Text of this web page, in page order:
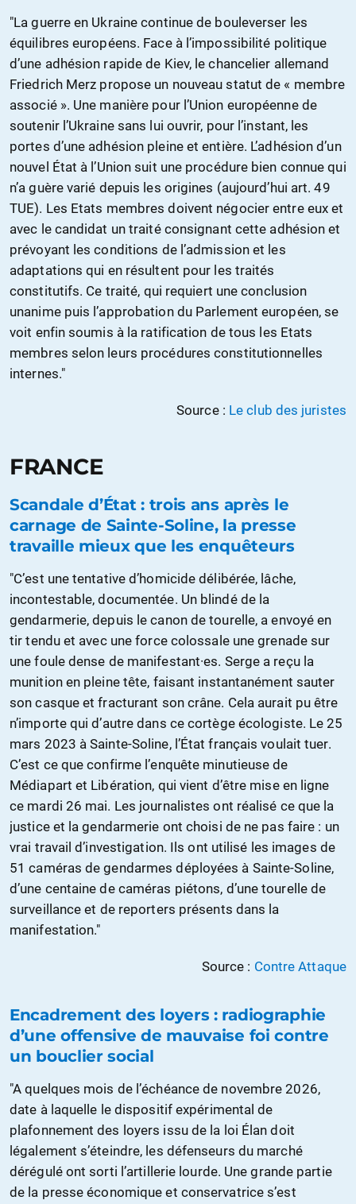
"La guerre en Ukraine continue de bouleverser les
équilibres européens. Face à l’impossibilité politique
d’une adhésion rapide de Kiev, le chancelier allemand
Friedrich Merz propose un nouveau statut de « membre
associé ». Une manière pour l’Union européenne de
soutenir l’Ukraine sans lui ouvrir, pour l’instant, les
portes d’une adhésion pleine et entière. L’adhésion d’un
nouvel État à l’Union suit une procédure bien connue qui
n’a guère varié depuis les origines (aujourd’hui art. 49
TUE). Les Etats membres doivent négocier entre eux et
avec le candidat un traité consignant cette adhésion et
prévoyant les conditions de l’admission et les
adaptations qui en résultent pour les traités
constitutifs. Ce traité, qui requiert une conclusion
unanime puis l’approbation du Parlement européen, se
voit enfin soumis à la ratification de tous les Etats
membres selon leurs procédures constitutionnelles
internes."
Source : Le club des juristes
FRANCE
Scandale d’État : trois ans après le
carnage de Sainte-Soline, la presse
travaille mieux que les enquêteurs
"C’est une tentative d’homicide délibérée, lâche,
incontestable, documentée. Un blindé de la
gendarmerie, depuis le canon de tourelle, a envoyé en
tir tendu et avec une force colossale une grenade sur
une foule dense de manifestant·es. Serge a reçu la
munition en pleine tête, faisant instantanément sauter
son casque et fracturant son crâne. Cela aurait pu être
n’importe qui d’autre dans ce cortège écologiste. Le 25
mars 2023 à Sainte-Soline, l’État français voulait tuer.
C’est ce que confirme l’enquête minutieuse de
Médiapart et Libération, qui vient d’être mise en ligne
ce mardi 26 mai. Les journalistes ont réalisé ce que la
justice et la gendarmerie ont choisi de ne pas faire : un
vrai travail d’investigation. Ils ont utilisé les images de
51 caméras de gendarmes déployées à Sainte-Soline,
d’une centaine de caméras piétons, d’une tourelle de
surveillance et de reporters présents dans la
manifestation."
Source : Contre Attaque
Encadrement des loyers : radiographie
d’une offensive de mauvaise foi contre
un bouclier social
"A quelques mois de l’échéance de novembre 2026,
date à laquelle le dispositif expérimental de
plafonnement des loyers issu de la loi Élan doit
légalement s’éteindre, les défenseurs du marché
dérégulé ont sorti l’artillerie lourde. Une grande partie
de la presse économique et conservatrice s’est